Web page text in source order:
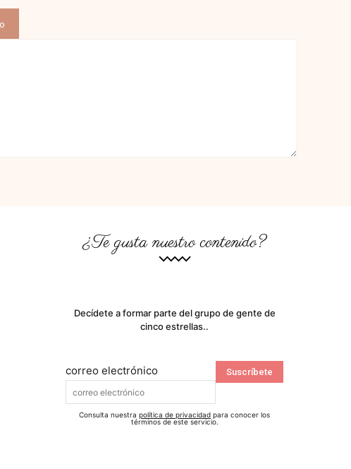
¿Te gusta nuestro contenido?
Decídete a formar parte del grupo de gente de
cinco estrellas..
correo electrónico
Consulta nuestrapolítica de privacidad para conocer los
términos de este servicio.